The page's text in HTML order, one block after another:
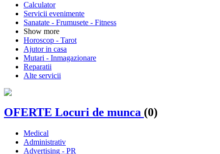
Calculator
Servicii evenimente
Sanatate - Frumusete - Fitness
Show more
Horoscop - Tarot
Ajutor in casa
Mutari - Inmagazionare
Reparatii
Alte servicii
OFERTE Locuri de munca (0)
Medical
Administrativ
Advertising - PR